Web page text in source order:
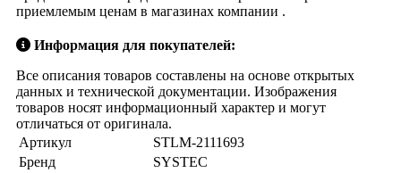
приемлемым ценам в магазинах компании .
Информация для покупателей:
Все описания товаров составлены на основе открытых
данных и технической документации. Изображения
товаров носят информационный характер и могут
отличаться от оригинала.
Артикул
STLM-2111693
Бренд
SYSTEC